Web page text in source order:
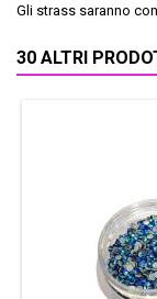
Gli strass saranno
30 ALTRI